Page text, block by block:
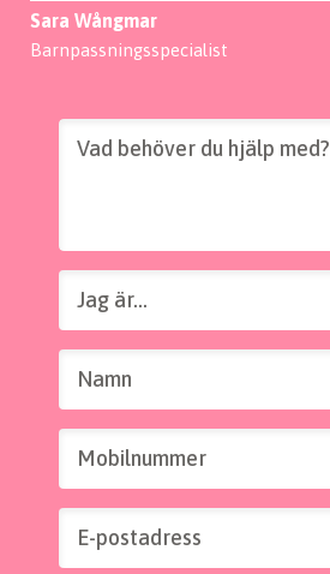
Sara Wångmar
Barnpassningsspecialist
Vad behöver du hjälp med?
Jag är...
Jag är...
Namn
Mobilnummer
E-postadress